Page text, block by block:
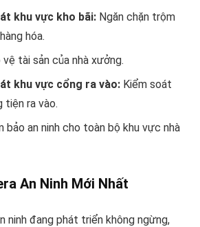
khu vực kho bãi: Ngăn chặn trộm
hóa.
vệ tài sản của nhà xưởng.
khu vực cổng ra vào: Kiểm soát
tiện ra vào.
bảo an ninh cho toàn bộ khu vực nhà
An Ninh Mới Nhất
ninh đang phát triển không ngừng,